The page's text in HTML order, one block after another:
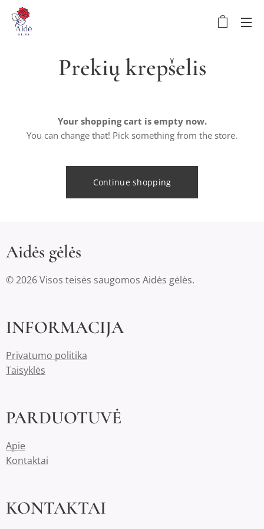
Prekių krepšelis
Your shopping cart is empty now.
You can change that! Pick something from the store.
Continue shopping
Aidės gėlės
© 2026 Visos teisės saugomos Aidės gėlės.
INFORMACIJA
Privatumo politika
Taisyklės
PARDUOTUVĖ
Apie
Kontaktai
KONTAKTAI